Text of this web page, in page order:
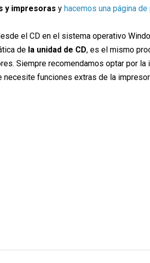
y impresoras y hacemos una página de
el CD en el sistema operativo
de la unidad de CD, es el mismo
Siempre recomendamos optar por la
funciones extras de la